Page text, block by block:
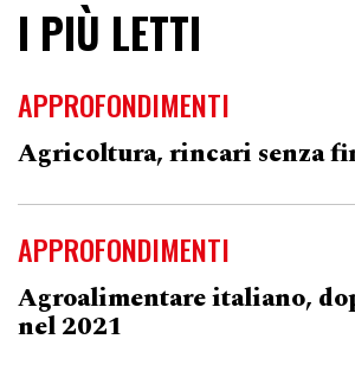
I PIÙ LETTI
APPROFONDIMENTI
Agricoltura, rincari senza
APPROFONDIMENTI
Agroalimentare italiano,
nel 2021